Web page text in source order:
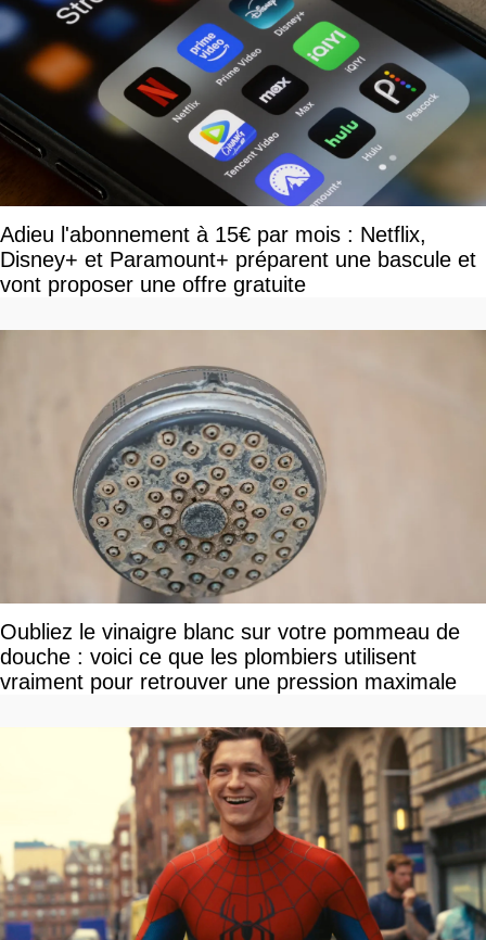
Adieu l'abonnement à 15€ par mois : Netflix,
Disney+ et Paramount+ préparent une bascule et
vont proposer une offre gratuite
Oubliez le vinaigre blanc sur votre pommeau de
douche : voici ce que les plombiers utilisent
vraiment pour retrouver une pression maximale